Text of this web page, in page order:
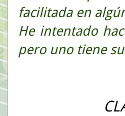
facilitada en
He intentado
pero uno tiene